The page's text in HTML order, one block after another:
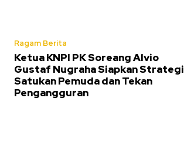
Ragam Berita
Ketua KNPI PK Soreang Alvio
Gustaf Nugraha Siapkan Strategi
Satukan Pemuda dan Tekan
Pengangguran